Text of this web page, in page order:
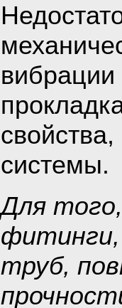
вибрации
системы.
Для
фитинги,
труб,